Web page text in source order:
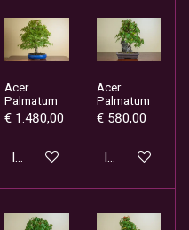
Acer
Palmatum
€ 1.480,00
In winkelwagen
Acer
Palmatum
€ 580,00
In